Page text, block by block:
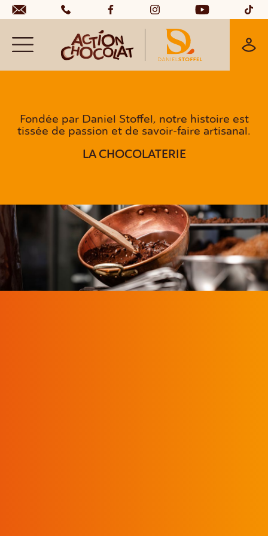
Fondée par Daniel Stoffel, notre histoire est
tissée de passion et de savoir-faire artisanal.
LA CHOCOLATERIE
Panneau de gestion des cookies